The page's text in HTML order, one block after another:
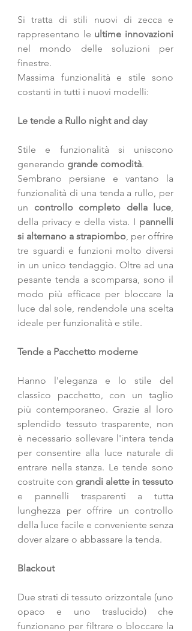
Si tratta di stili nuovi di zecca e
rappresentano le ultime innovazioni
nel mondo delle soluzioni per
finestre.
Massima funzionalità e stile sono
costanti in tutti i nuovi modelli:
Le tende a Rullo night and day
Stile e funzionalità si uniscono
generando grande comodità.
Sembrano persiane e vantano la
funzionalità di una tenda a rullo, per
un controllo completo della luce,
della privacy e della vista. I pannelli
si alternano a strapiombo, per offrire
tre sguardi e funzioni molto diversi
in un unico tendaggio. Oltre ad una
pesante tenda a scomparsa, sono il
modo più efficace per bloccare la
luce dal sole, rendendole una scelta
ideale per funzionalità e stile.
Tende a Pacchetto moderne
Hanno l'eleganza e lo stile del
classico pacchetto, con un taglio
più contemporaneo. Grazie al loro
splendido tessuto trasparente, non
è necessario sollevare l'intera tenda
per consentire alla luce naturale di
entrare nella stanza. Le tende sono
costruite con grandi alette in tessuto
e pannelli trasparenti a tutta
lunghezza per offrire un controllo
della luce facile e conveniente senza
dover alzare o abbassare la tenda.
Blackout
Due strati di tessuto orizzontale (uno
opaco e uno traslucido) che
funzionano per filtrare o bloccare la